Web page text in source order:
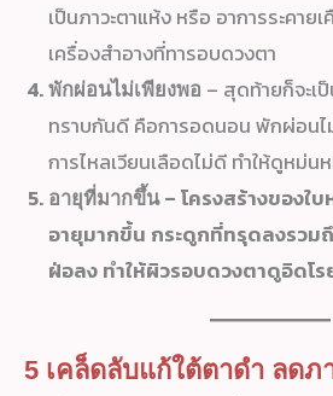
เป็นภาวะตาแห้ง หรือ อาการระคา
เครื่องสำอางที่ทารอบดวงตา
พักผ่อนไม่เพียงพอ – สุดท้ายก็จะเ
ทราบกันดี คือการอดนอน พักผ่อนไ
การไหลเวียนเลือดไม่ดี ทำให้ดูหม่น
อายุที่มากขึ้น– โครงสร้างของใบ
อายุมากขึ้น กระดูกที่ทรุดลงรวม
ฝ่อลง ทำให้ผิวรอบดวงตาดูอิดโ
5 เคล็ดลับแก้ใต้ตาดำ ลดภ